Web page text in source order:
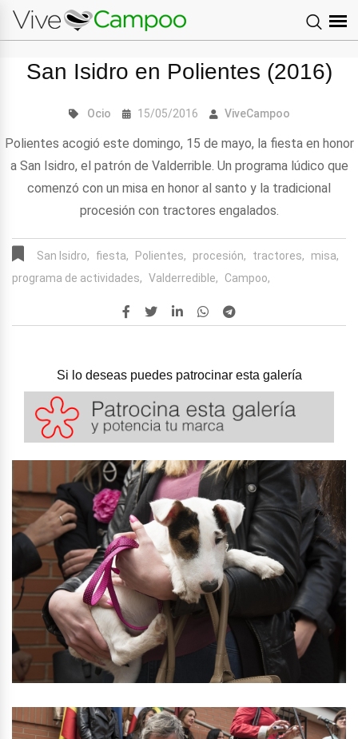
San Isidro en Polientes (2016)
Ocio 15/05/2016 ViveCampoo
Polientes acogió este domingo, 15 de mayo, la fiesta en honor
a San Isidro, el patrón de Valderrible. Un programa lúdico que
comenzó con un misa en honor al santo y la tradicional
procesión con tractores engalados.
San Isidro, fiesta, Polientes, procesión, tractores,
misa,
programa de actividades, Valderredible, Campoo,
Si lo deseas puedes patrocinar esta galería